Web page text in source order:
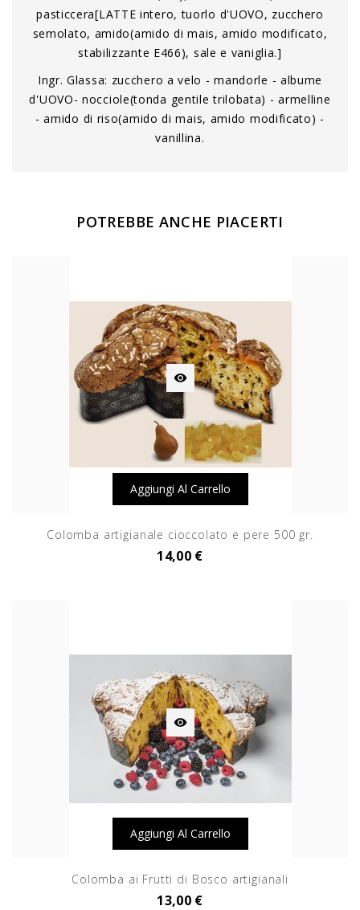
pasticcera[LATTE intero, tuorlo d'UOVO, zucchero
semolato, amido(amido di mais, amido modificato,
stabilizzante E466), sale e vaniglia.]
Ingr. Glassa: zucchero a velo - mandorle - albume
d'UOVO- nocciole(tonda gentile trilobata) - armelline
- amido di riso(amido di mais, amido modificato) -
vanillina.
POTREBBE ANCHE PIACERTI

Aggiungi Al Carrello
Colomba artigianale cioccolato e pere 500 gr.
14,00 €

Aggiungi Al Carrello
Colomba ai Frutti di Bosco artigianali
13,00 €